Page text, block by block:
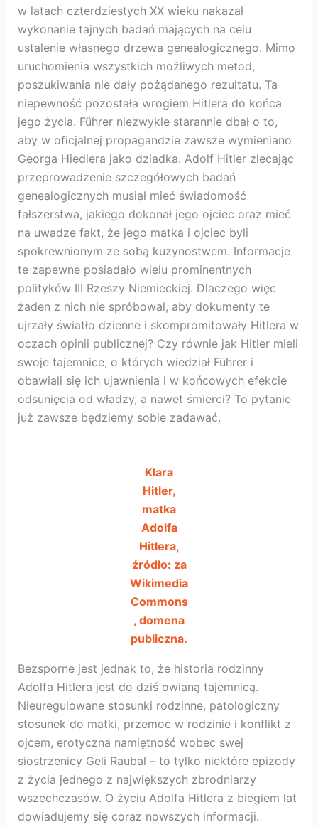
w latach czterdziestych XX wieku nakazał
wykonanie tajnych badań mających na celu
ustalenie własnego drzewa genealogicznego. Mimo
uruchomienia wszystkich możliwych metod,
poszukiwania nie dały pożądanego rezultatu. Ta
niepewność pozostała wrogiem Hitlera do końca
jego życia. Führer niezwykle starannie dbał o to,
aby w oficjalnej propagandzie zawsze wymieniano
Georga Hiedlera jako dziadka. Adolf Hitler zlecając
przeprowadzenie szczegółowych badań
genealogicznych musiał mieć świadomość
fałszerstwa, jakiego dokonał jego ojciec oraz mieć
na uwadze fakt, że jego matka i ojciec byli
spokrewnionym ze sobą kuzynostwem. Informacje
te zapewne posiadało wielu prominentnych
polityków III Rzeszy Niemieckiej. Dlaczego więc
żaden z nich nie spróbował, aby dokumenty te
ujrzały światło dzienne i skompromitowały Hitlera w
oczach opinii publicznej? Czy równie jak Hitler mieli
swoje tajemnice, o których wiedział Führer i
obawiali się ich ujawnienia i w końcowych efekcie
odsunięcia od władzy, a nawet śmierci? To pytanie
już zawsze będziemy sobie zadawać.
Klara
Hitler,
matka
Adolfa
Hitlera,
źródło: za
Wikimedia
Commons
, domena
publiczna.
Bezsporne jest jednak to, że historia rodzinny
Adolfa Hitlera jest do dziś owianą tajemnicą.
Nieuregulowane stosunki rodzinne, patologiczny
stosunek do matki, przemoc w rodzinie i konflikt z
ojcem, erotyczna namiętność wobec swej
siostrzenicy Geli Raubal – to tylko niektóre epizody
z życia jednego z największych zbrodniarzy
wszechczasów. O życiu Adolfa Hitlera z biegiem lat
dowiadujemy się coraz nowszych informacji.